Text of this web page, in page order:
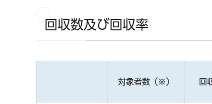
回収数及び回収率
対象者数（※） 回